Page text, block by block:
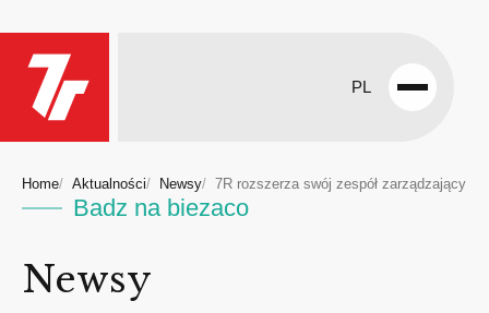
PL
Open
Home Aktualności Newsy 7R rozszerza swój zespół zarządzający
Badz na biezaco
Newsy